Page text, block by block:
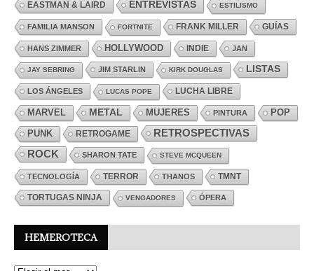
EASTMAN & LAIRD ENTREVISTAS ESTILISMO
FAMILIA MANSON FORTNITE FRANK MILLER GUÍAS
HANS ZIMMER HOLLYWOOD INDIE JAN
JAY SEBRING JIM STARLIN KIRK DOUGLAS LISTAS
LOS ÁNGELES LUCAS POPE LUCHA LIBRE
MARVEL METAL MUJERES PINTURA POP
PUNK RETROGAME RETROSPECTIVAS
ROCK SHARON TATE STEVE MCQUEEN
TECNOLOGÍA TERROR THANOS TMNT
TORTUGAS NINJA VENGADORES ÓPERA
HEMEROTECA